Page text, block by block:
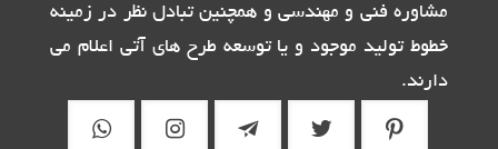
مشاوره فنی و مهندسی و همچنین تبادل نظر در زمینه
خطوط تولید موجود و یا توسعه طرح های آتی اعلام می
دارند.